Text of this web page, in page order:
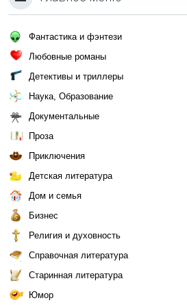
Фантастика и фэнтези
Любовные романы
Детективы и триллеры
Наука, Образование
Документальные
Проза
Приключения
Детская литература
Дом и семья
Бизнес
Религия и духовность
Справочная литература
Старинная литература
Юмор